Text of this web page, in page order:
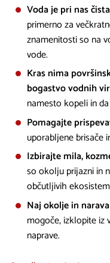
Voda je pri nas
primerno za
znamenitosti so na
vode.
Kras nima
bogastvo vodnih
namesto kopeli in
Pomagajte
uporabljene brisače
Izbirajte mila,
so okolju prijazni in
občutljivih
Naj okolje in
mogoče, izklopite iz
naprave.